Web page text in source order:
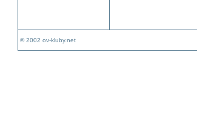
© 2002 ov-kluby.net